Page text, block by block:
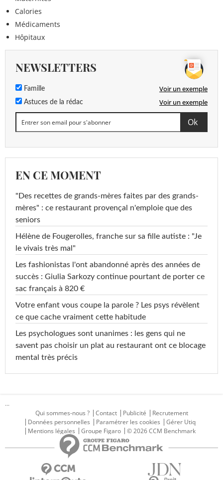
Calories
Médicaments
Hôpitaux
NEWSLETTERS
Famille Voir un exemple
Astuces de la rédac Voir un exemple
EN CE MOMENT
"Des recettes de grands-mères faites par des grands-
mères" : ce restaurant provençal n'emploie que des
seniors
Hélène de Fougerolles, franche sur sa fille autiste : "Je
le vivais très mal"
Les fashionistas l'ont abandonné après des années de
succès : Giulia Sarkozy continue pourtant de porter ce
sac français à 820 €
Votre enfant vous coupe la parole ? Les psys révèlent
ce que cache vraiment cette habitude
Les psychologues sont unanimes : les gens qui ne
savent pas choisir un plat au restaurant ont ce blocage
mental très précis
...
Qui sommes-nous ?
Contact Publicité
Recrutement
Données personnelles
Paramétrer les cookies
Gérer Utiq
Mentions légales
Groupe Figaro © 2026 CCM Benchmark